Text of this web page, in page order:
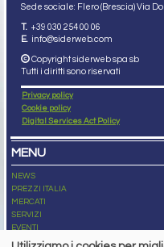
Sede sociale: Flero (Brescia) Via
T. +39 030 254 00 06
E. info@siderweb.com
Copyright siderweb spa sb
Tutti i diritti sono riservati
Privacy policy
Cookie policy
Digital Services Act Policy
MENU
NEWS
PREZZI ITALIA
MERCATI
SERVIZI
EVENTI
ABBONAMENTI